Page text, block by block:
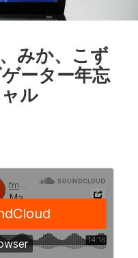
みか、こず
ーター年忘
ル